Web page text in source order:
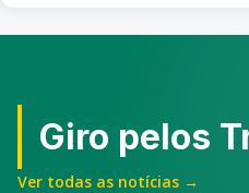
Giro pelos
Ver todas as notícias →